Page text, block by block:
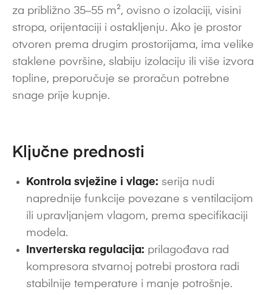
za približno 35–55 m², ovisno o izolaciji, visini
stropa, orijentaciji i ostakljenju. Ako je prostor
otvoren prema drugim prostorijama, ima velike
staklene površine, slabiju izolaciju ili više izvora
topline, preporučuje se proračun potrebne
snage prije kupnje.
Ključne prednosti
Kontrola svježine i vlage: serija nudi
naprednije funkcije povezane s ventilacijom
ili upravljanjem vlagom, prema specifikaciji
modela.
Inverterska regulacija: prilagođava rad
kompresora stvarnoj potrebi prostora radi
stabilnije temperature i manje potrošnje.